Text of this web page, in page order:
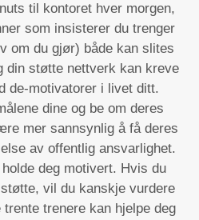
til kontoret hver morgen,
som insisterer du trenger
om du gjør) både kan slites
din støtte nettverk kan kreve
de-motivatorer i livet ditt.
dine og be om deres
mer sannsynlig å få deres
av offentlig ansvarlighet.
deg motivert. Hvis du
vil du kanskje vurdere
trenere kan hjelpe deg